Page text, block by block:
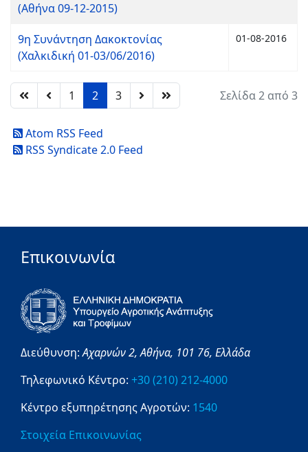
(Αθήνα 09-12-2015)
9η Συνάντηση Δακοκτονίας
(Χαλκιδική 01-03/06/2016)
01-08-2016
1 2 3 Σελίδα 2 από 3
Atom RSS Feed
RSS Syndicate 2.0 Feed
Επικοινωνία
Διεύθυνση:Αχαρνών 2,Αθήνα, 101 76, Ελλάδα
Τηλεφωνικό Κέντρο: +30 (210) 212-4000
Κέντρο εξυπηρέτησης Αγροτών: 1540
Στοιχεία Επικοινωνίας